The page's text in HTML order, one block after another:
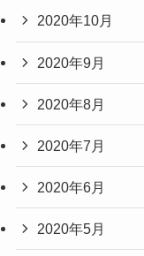
2020年10月
2020年9月
2020年8月
2020年7月
2020年6月
2020年5月